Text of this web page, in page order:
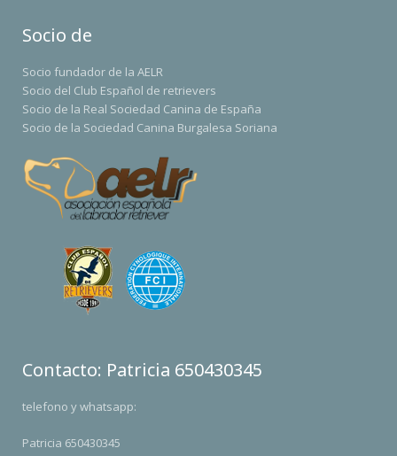
Socio de
Socio fundador de la AELR
Socio del Club Español de retrievers
Socio de la Real Sociedad Canina de España
Socio de la Sociedad Canina Burgalesa Soriana
Contacto: Patricia 650430345
telefono y whatsapp:
Patricia 650430345